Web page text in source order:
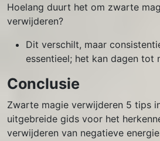
Hoelang duurt het om zwarte
verwijderen?
Dit verschilt, maar
essentieel; het kan dagen tot
Conclusie
Zwarte magie verwijderen 5 tips
uitgebreide gids voor het
verwijderen van negatieve